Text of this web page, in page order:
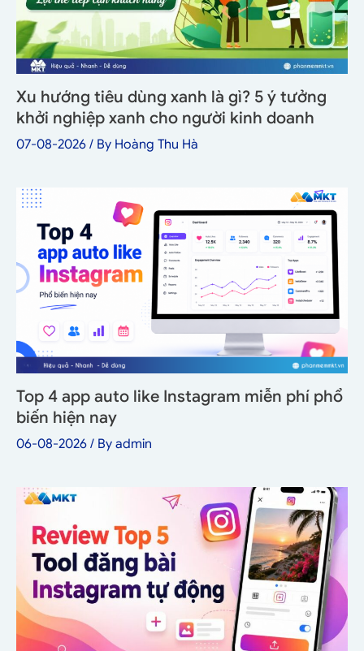
Xu hướng tiêu dùng xanh là gì? 5 ý tưởng
khởi nghiệp xanh cho người kinh doanh
07-08-2026 / By Hoàng Thu Hà
Top 4 app auto like Instagram miễn phí phổ
biến hiện nay
06-08-2026 / By admin